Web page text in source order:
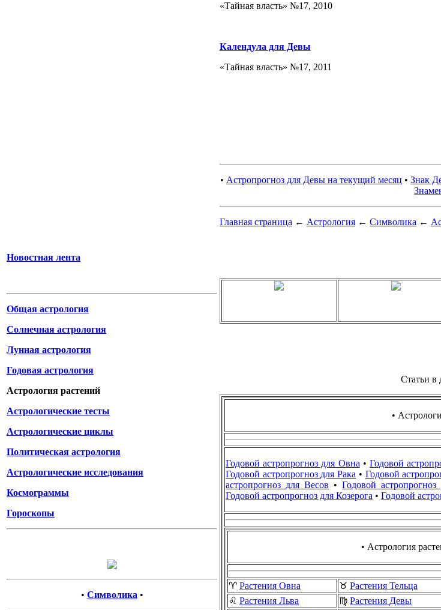
Новостная лента
Общая астрология
Солнечная астрология
Лунная астрология
Годовая астрология
Астрология растений
Астрологические тесты
Астрологические циклы
Политическая астрология
Астрологические исследования
Космограммы
Гороскопы
• Символика •
«Тайная власть» №17, 2010
Календула для Девы
«Тайная власть» №17, 2011
• Астропрогноз для Девы на текущий месяц • Знак
Главная страница ← Астрология ← Символика ←
Статьи в
•
Годовой астропрогноз для Овна •Годовой
Годовой астропрогноз для Рака • Годовой
астропрогноз для Весов •Годовой
Годовой астропрогноз для Козерога • Годовой
• Астрология
♈ Растения Овна ♉ Растения Тельца
♌ Растения Льва ♍ Растения Девы